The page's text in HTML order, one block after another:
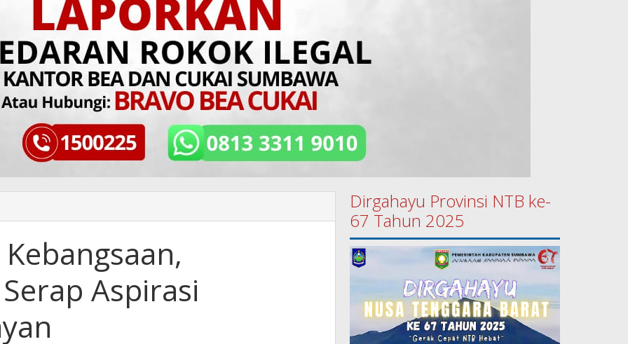
Aspirasi
Dirgahayu Provinsi NTB ke-
67 Tahun 2025